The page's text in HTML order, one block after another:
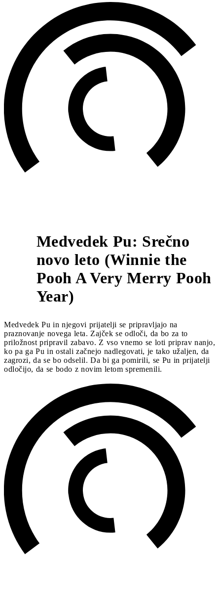
Medvedek Pu: Srečno
novo leto (Winnie the
Pooh A Very Merry Pooh
Year)
Medvedek Pu in njegovi prijatelji se pripravljajo na
praznovanje novega leta. Zajček se odloči, da bo za to
priložnost pripravil zabavo. Z vso vnemo se loti priprav nanjo,
ko pa ga Pu in ostali začnejo nadlegovati, je tako užaljen, da
zagrozi, da se bo odselil. Da bi ga pomirili, se Pu in prijatelji
odločijo, da se bodo z novim letom spremenili.